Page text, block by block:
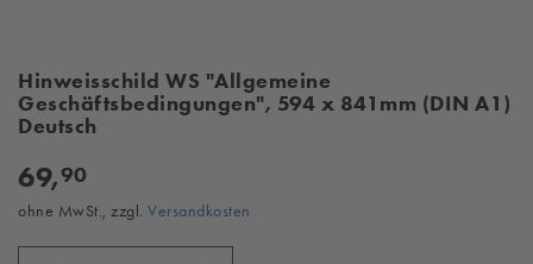
Hinweisschild WS "Allgemeine
Geschäftsbedingungen", 594 x 841mm (DIN A1)
Deutsch
69,90
ohne MwSt., zzgl. Versandkosten